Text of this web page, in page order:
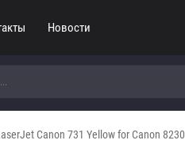
Новости
Canon 731 Yellow for Canon 8230